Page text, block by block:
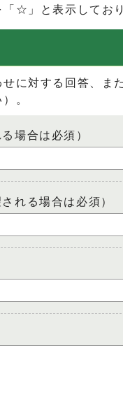
☆」と表示してお
に対する回答、
。
場合は必須）
れる場合は必須）